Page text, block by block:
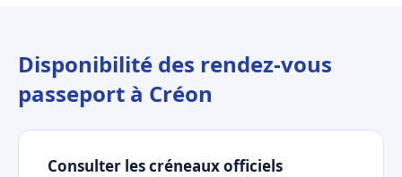
Disponibilité des rendez-vous
passeport à Créon
Consulter les créneaux officiels